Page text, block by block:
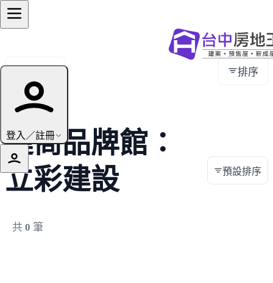
登入／註冊
排序
建商品牌館：
立彩建設
共 0 筆
預設排序